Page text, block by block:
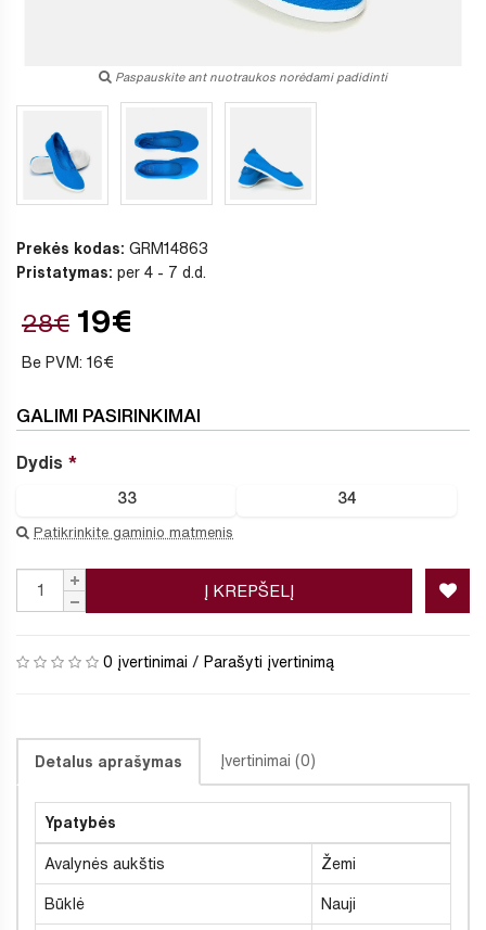
Paspauskite ant nuotraukos norėdami padidinti
Prekės kodas: GRM14863
Pristatymas: per 4 - 7 d.d.
28€ 19€
Be PVM: 16€
GALIMI PASIRINKIMAI
Dydis
33 34
Patikrinkite gaminio matmenis
Į KREPŠELĮ
0 įvertinimai / Parašyti įvertinimą
Detalus aprašymas Įvertinimai (0)
Ypatybės
Avalynės aukštis Žemi
Būklė Nauji